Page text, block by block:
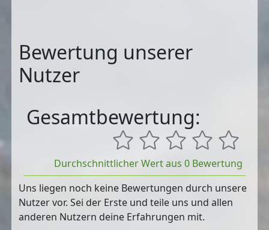
Bewertung unserer
Nutzer
Gesamtbewertung:
Durchschnittlicher Wert aus 0 Bewertung
Uns liegen noch keine Bewertungen durch unsere
Nutzer vor. Sei der Erste und teile uns und allen
anderen Nutzern deine Erfahrungen mit.